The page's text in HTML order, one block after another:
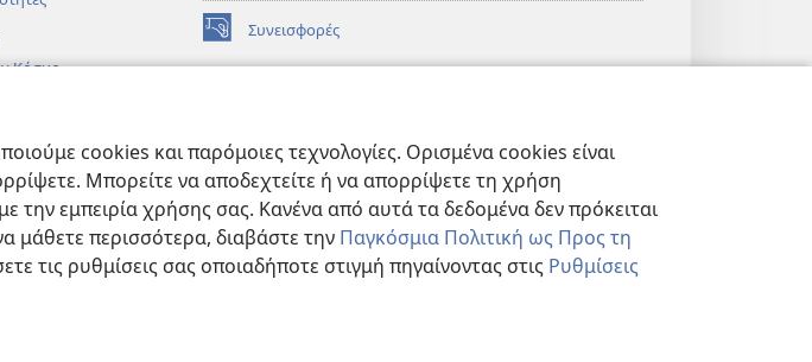
cookies και παρόμοιες τεχνολογίες. Ορισμένα cookies είναι
Μπορείτε να αποδεχτείτε ή να απορρίψετε τη χρήση
εμπειρία χρήσης σας. Κανένα από αυτά τα δεδομένα δεν πρόκειται
μάθετε περισσότερα, διαβάστε την Παγκόσμια Πολιτική ως Προς τη
τις ρυθμίσεις σας οποιαδήποτε στιγμή πηγαίνοντας στις Ρυθμίσεις
Κόσμο
Συνεισφορές
(ανοίγει
νέο
νέο
παράθυρο)
παράθυρο)
JW Library ®
Βιβλιοθήκη της
Σκοπιάς